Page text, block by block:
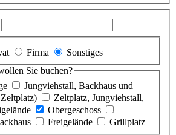
Firma
Sonstiges
Sie buchen?
Jungviehstall, Backhaus und
Zeltplatz, Jungviehstall,
Obergeschoss
Freigelände
Grillplatz